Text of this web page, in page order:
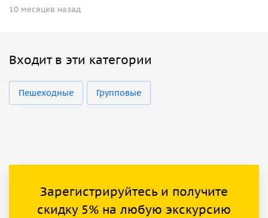
10 месяцев назад
Входит в эти категории
Пешеходные Групповые
Зарегистрируйтесь и получите
скидку 5% на любую экскурсию